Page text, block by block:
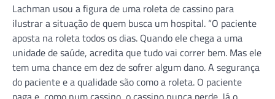
Lachman usou a figura de uma roleta de cassino para
ilustrar a situação de quem busca um hospital. “O paciente
aposta na roleta todos os dias. Quando ele chega a uma
unidade de saúde, acredita que tudo vai correr bem. Mas ele
tem uma chance em dez de sofrer algum dano. A segurança
do paciente e a qualidade são como a roleta. O paciente